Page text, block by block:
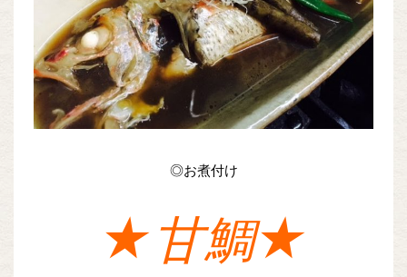
◎お煮付け
★甘鯛★